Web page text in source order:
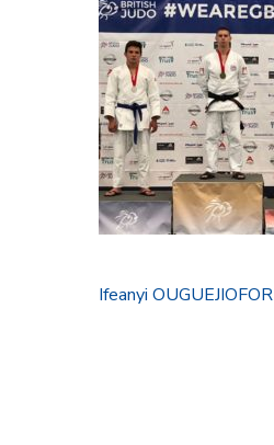
Ifeanyi OUGUEJIOFOR